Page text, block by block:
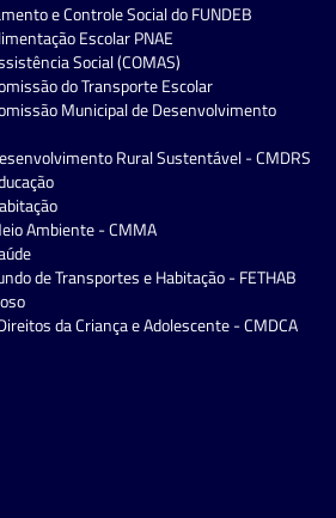
e Controle Social do FUNDEB
Escolar PNAE
Social (COMAS)
do Transporte Escolar
Municipal de Desenvolvimento
Rural Sustentável - CMDRS
Ambiente - CMMA
de Transportes e Habitação - FETHAB
da Criança e Adolescente - CMDCA